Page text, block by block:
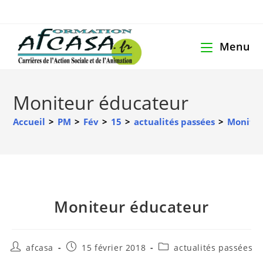
Menu
Moniteur éducateur
Accueil > PM > Fév > 15 > actualités passées >
Moniteur éducateur
afcasa 15 février 2018 actualités passées